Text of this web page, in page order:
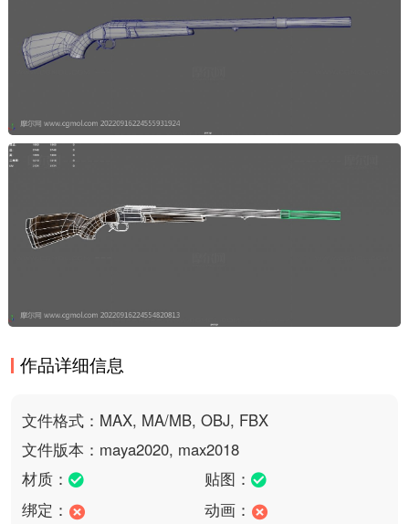
作品详细信息
文件格式：MAX, MA/MB, OBJ, FBX
文件版本：maya2020, max2018
材质：
贴图：
绑定：
动画：